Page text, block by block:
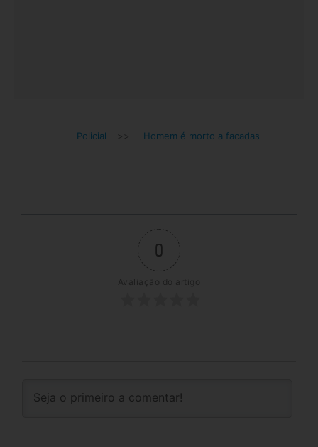
Policial >> Homem é morto a facadas
0
Avaliação do artigo